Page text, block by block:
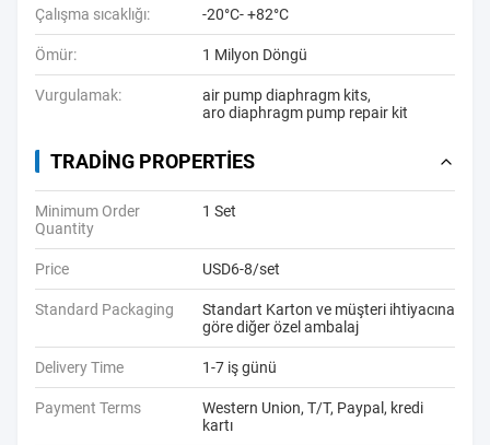
Çalışma sıcaklığı: -20°C- +82°C
Ömür: 1 Milyon Döngü
Vurgulamak: air pump diaphragm kits,
aro diaphragm pump repair kit
TRADING PROPERTIES
Minimum Order
Quantity
1 Set
Price USD6-8/set
Standard Packaging
Standart Karton ve müşteri ihtiyacına
göre diğer özel ambalaj
Delivery Time 1-7 iş günü
Payment Terms
Western Union, T/T, Paypal, kredi
kartı